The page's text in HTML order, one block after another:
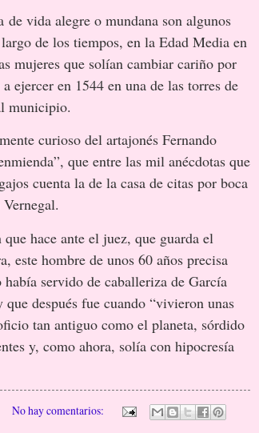
de vida alegre o mundana son algunos
de los tiempos, en la Edad Media en
mujeres que solían cambiar cariño por
ejercer en 1544 en una de las torres de
municipio.
curioso del artajonés Fernando
que entre las mil anécdotas que
cuenta la de la casa de citas por boca
hace ante el juez, que guarda el
este hombre de unos 60 años precisa
servido de caballeriza de García
después fue cuando “vivieron unas
tan antiguo como el planeta, sórdido
y, como ahora, solía con hipocresía
No hay comentarios: